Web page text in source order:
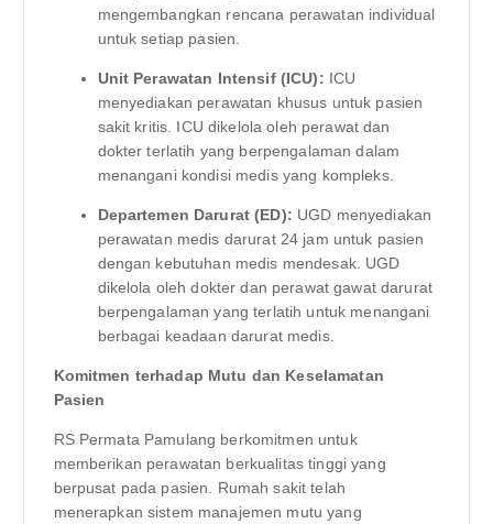
mengembangkan rencana perawatan individual
untuk setiap pasien.
Unit Perawatan Intensif (ICU): ICU
menyediakan perawatan khusus untuk pasien
sakit kritis. ICU dikelola oleh perawat dan
dokter terlatih yang berpengalaman dalam
menangani kondisi medis yang kompleks.
Departemen Darurat (ED): UGD menyediakan
perawatan medis darurat 24 jam untuk pasien
dengan kebutuhan medis mendesak. UGD
dikelola oleh dokter dan perawat gawat darurat
berpengalaman yang terlatih untuk menangani
berbagai keadaan darurat medis.
Komitmen terhadap Mutu dan Keselamatan
Pasien
RS Permata Pamulang berkomitmen untuk
memberikan perawatan berkualitas tinggi yang
berpusat pada pasien. Rumah sakit telah
menerapkan sistem manajemen mutu yang